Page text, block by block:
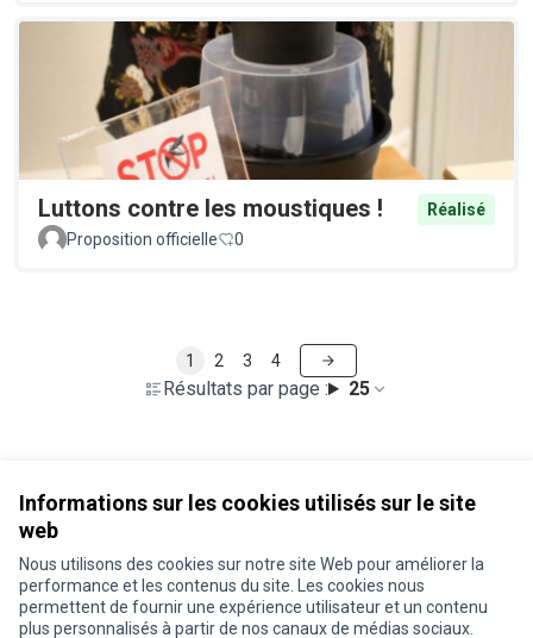
Informations sur les cookies utilisés sur le site
web
Nous utilisons des cookies sur notre site Web pour améliorer la
performance et les contenus du site. Les cookies nous
permettent de fournir une expérience utilisateur et un contenu
plus personnalisés à partir de nos canaux de médias sociaux.
Luttons contre les moustiques !
Réalisé
Proposition officielle
0
Résultats par page : 25
1 2 3 4
Conditions d'utilisation
Paramètres des cookies
Je participe ! sur X
Je participe ! sur Facebook
Je participe ! sur Instagram